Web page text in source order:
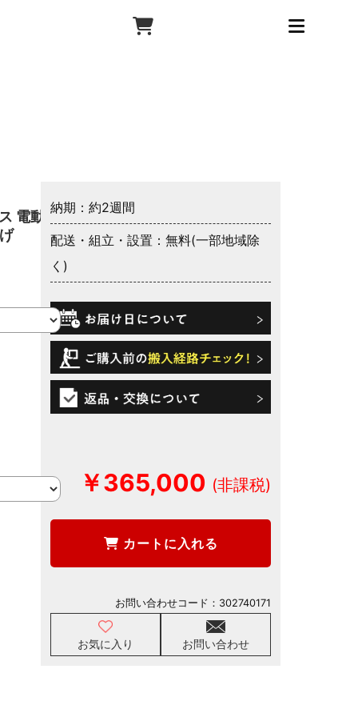
電動ベ
納期：約2週間
配送・組立・設置：無料(一部地域除
く)
￥365,000
カートに入れる
お気に入り お問い合わせ
お問い合わせコード： 302740171